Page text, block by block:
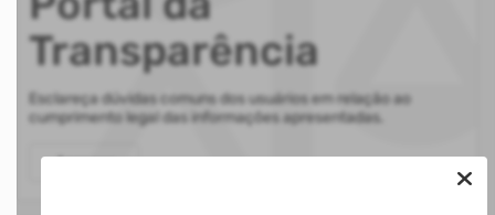
Transparência
Esclareça dúvidas comuns dos usuários em relação ao
cumprimento legal das informações apresentadas.
Acessar